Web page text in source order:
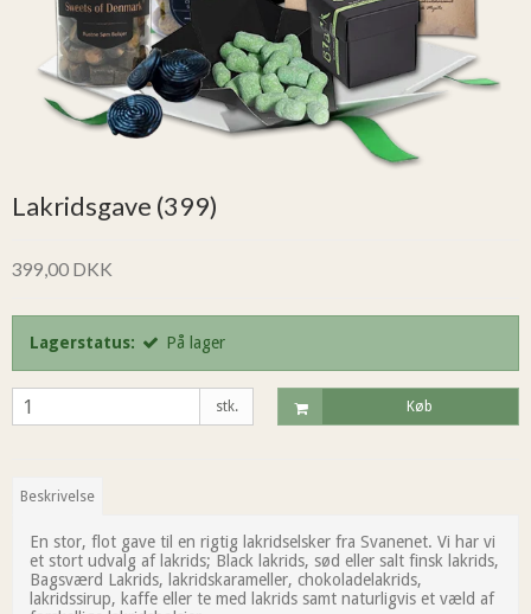
Lakridsgave (399)
399,00 DKK
Lagerstatus: På lager
stk. Køb
Beskrivelse
En stor, flot gave til en rigtig lakridselsker fra Svanenet. Vi har vi
et stort udvalg af lakrids; Black lakrids, sød eller salt finsk lakrids,
Bagsværd Lakrids, lakridskarameller, chokoladelakrids,
lakridssirup, kaffe eller te med lakrids samt naturligvis et væld af